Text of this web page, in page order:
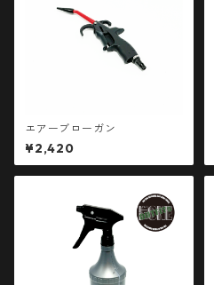
エアーブローガン
¥2,420